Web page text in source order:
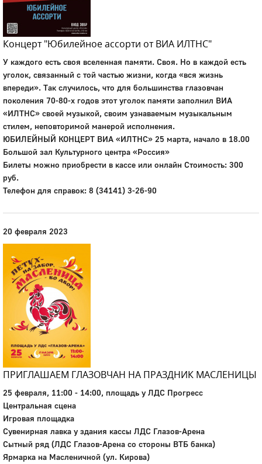
Концерт "Юбилейное ассорти от ВИА ИЛТНС"
У каждого есть своя вселенная памяти. Своя. Но в каждой есть
уголок, связанный с той частью жизни, когда «вся жизнь
впереди». Так случилось, что для большинства глазовчан
поколения 70-80-х годов этот уголок памяти заполнил ВИА
«ИЛТНС» своей музыкой, своим узнаваемым музыкальным
стилем, неповторимой манерой исполнения.
ЮБИЛЕЙНЫЙ КОНЦЕРТ ВИА «ИЛТНС» 25 марта, начало в 18.00
Большой зал Культурного центра «Россия»
Билеты можно приобрести в кассе или онлайн Стоимость: 300
руб.
Телефон для справок: 8 (34141) 3-26-90
20 февраля 2023
ПРИГЛАШАЕМ ГЛАЗОВЧАН НА ПРАЗДНИК МАСЛЕНИЦЫ
25 февраля, 11:00 - 14:00, площадь у ЛДС Прогресс
Центральная сцена
Игровая площадка
Сувенирная лавка у здания кассы ЛДС Глазов-Арена
Сытный ряд (ЛДС Глазов-Арена со стороны ВТБ банка)
Ярмарка на Масленичной (ул. Кирова)